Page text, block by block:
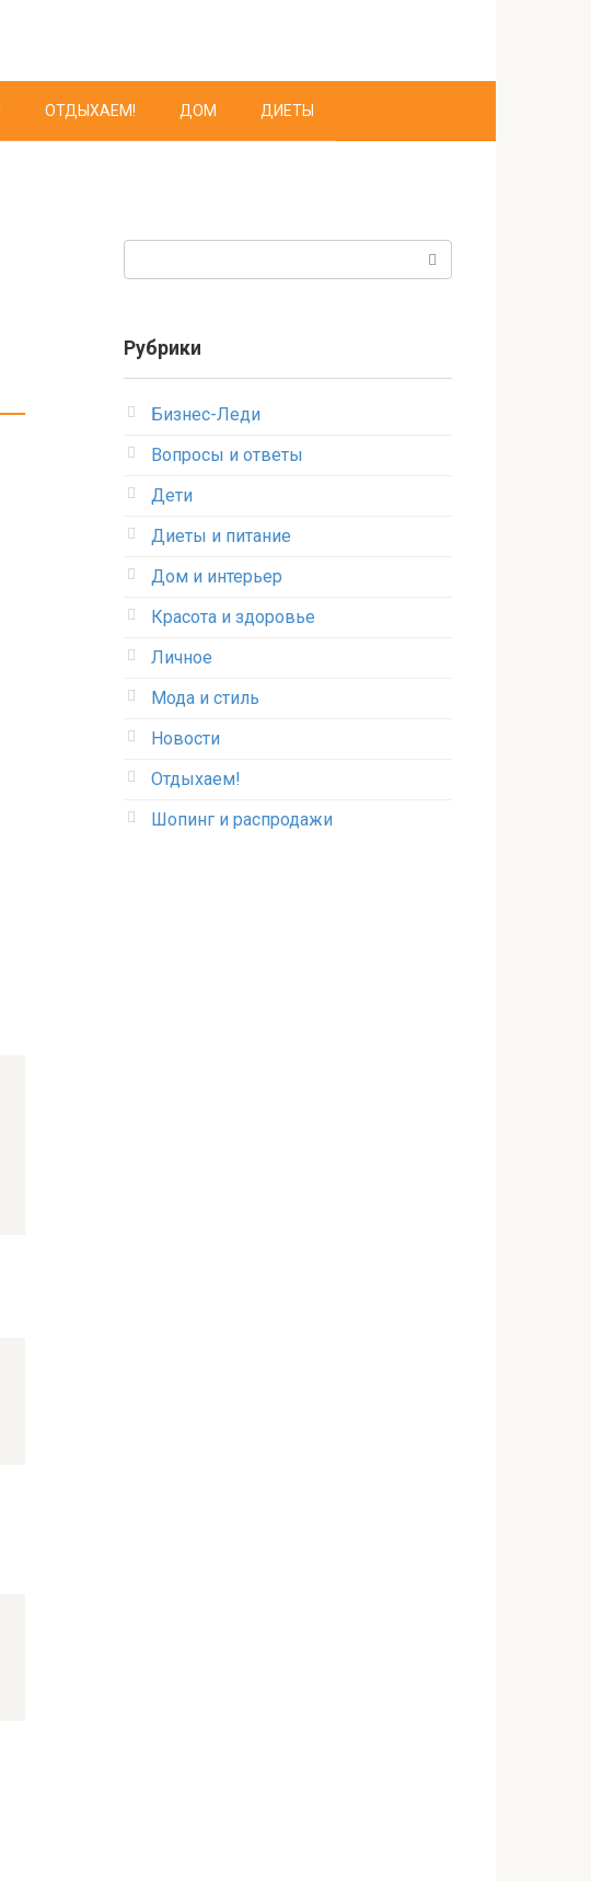
ОТДЫХАЕМ! ДОМ ДИЕТЫ
Рубрики
Бизнес-Леди
Вопросы и ответы
Дети
Диеты и питание
Дом и интерьер
Красота и здоровье
Личное
Мода и стиль
Новости
Отдыхаем!
Шопинг и распродажи